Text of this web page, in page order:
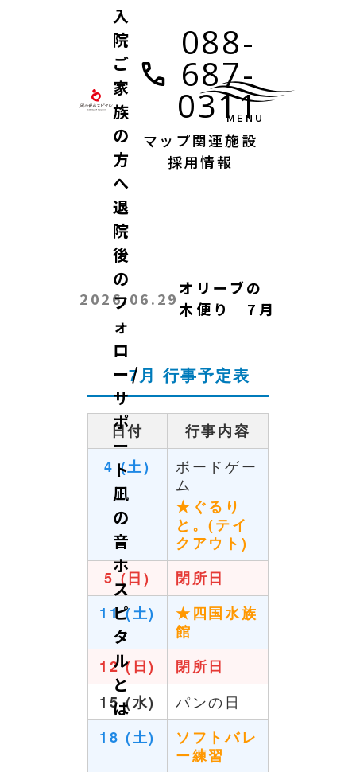
入
院
ご
家
族
の
方
へ
退
院
後
の
フ
ォ
ロ
ー/
サ
ポ
ー
ト
凪
の
音
ホ
ス
ピ
タ
ル
と
は
088-
687-
0311
マップ関連施設
採用情報
看護師/准看護師
MENU
2026.06.29
オリーブの
木便り 7月
7月 行事予定表
日付
行事内容
4 (土)
ボードゲー
ム
★ぐるり
と。(テイ
クアウト)
5 (日)
閉所日
11 (土)
★四国水族
館
12 (日)
閉所日
15 (水)
パンの日
18 (土)
ソフトバレ
ー練習